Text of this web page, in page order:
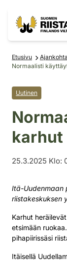
Etusivu
Normaalisti
Uutinen
25.3.2025 Klo:
Itä-Uudenmaan
riistakeskuksen
Karhut
etsimään
pihapiirissäsi
Itäisellä